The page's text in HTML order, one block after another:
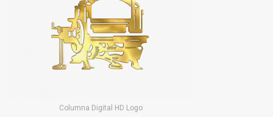
Columna Digital HD Logo